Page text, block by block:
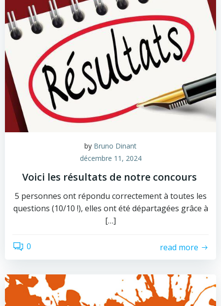
by Bruno Dinant
décembre 11, 2024
Voici les résultats de notre concours
5 personnes ont répondu correctement à toutes les
questions (10/10 !), elles ont été départagées grâce à
[…]
0 read more